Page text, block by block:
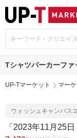
Tシャツパーカーファ
UP-Tマーケット マー
ウォッシュキャンバス
「2023年11月25